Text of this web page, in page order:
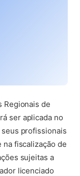
Regionais de
ser aplicada no
profissionais
na fiscalização de
sujeitas a
licenciado